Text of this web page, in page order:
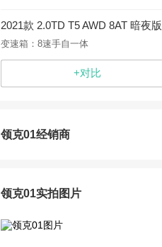
2021款 2.0TD T5 AWD 8AT 暗夜版
变速箱：8速手自一体
+对比
领克01经销商
领克01实拍图片